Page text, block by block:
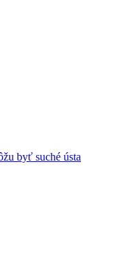
byť suché ústa